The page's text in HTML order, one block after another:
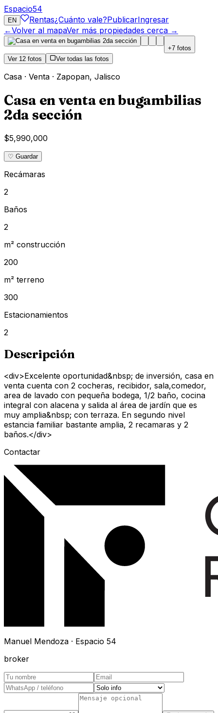
Espacio54
EN Rentas¿Cuánto vale?PublicarIngresar
←Volver al mapaVer más propiedades cerca →
+7 fotos
Ver 12 fotos Ver todas las fotos
Casa · Venta · Zapopan, Jalisco
Casa en venta en bugambilias
2da sección
$5,990,000
♡ Guardar
Recámaras
2
Baños
2
m² construcción
200
m² terreno
300
Estacionamientos
2
Descripción
<div>Excelente oportunidad&nbsp; de inversión, casa en
venta cuenta con 2 cocheras, recibidor, sala,comedor,
area de lavado con pequeña bodega, 1/2 baño, cocina
integral con alacena y salida al área de jardín que es
muy amplia&nbsp; con terraza. En segundo nivel
estancia familiar bastante amplia, 2 recamaras y 2
baños.</div>
Contactar
Manuel Mendoza · Espacio 54
broker